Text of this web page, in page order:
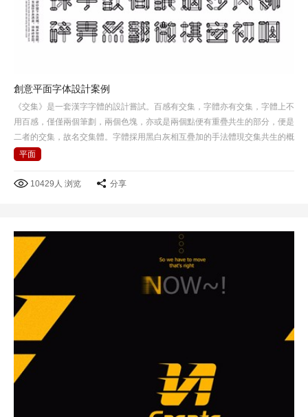
創意平面字体設計案例
《交集》是一套漢字字體的設計嘗試。百感有交集，字體亦有交集，字體上不
用百感，僅僅兩個筆劃，兩個色塊，亦或是兩個點便有重疊共生的部分，便是
二者的交集，故名交集體。字體採用黑白灰相互疊加的手法體現交集共生的概
念，在黑白灰背景下所呈現感覺也不一樣。
平面
10429人 浏览 分享